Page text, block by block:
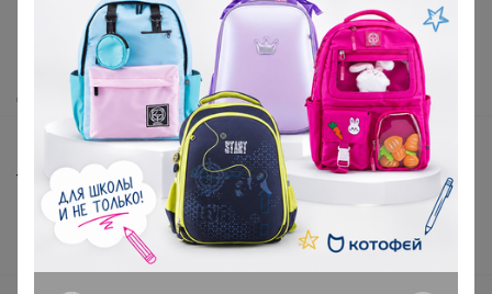
Как сделать заказ?
Как получить?
Доставка
Шоурумы
Торговые марки
Наша команда
В наличии